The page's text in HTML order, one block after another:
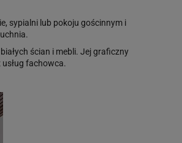
sypialni lub pokoju gościnnym i
ścian i mebli. Jej graficzny
fachowca.